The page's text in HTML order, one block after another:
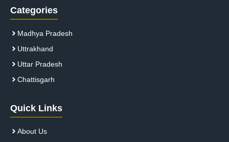
Categories
Madhya Pradesh
Uttrakhand
Uttar Pradesh
Chattisgarh
Quick Links
About Us